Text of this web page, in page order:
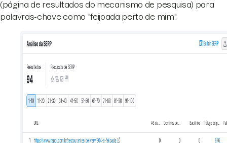
(página de resultados do mecanismo de pesquisa) para
palavras-chave como "feijoada perto de mim".